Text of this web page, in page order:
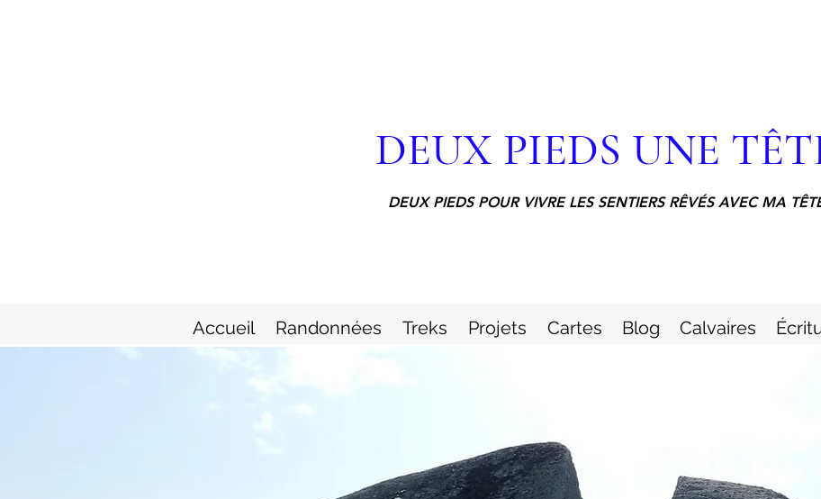
DEUX PIEDS UNE
DEUX PIEDS POUR VIVRE LES SENTIERS RÊVÉS AVEC MA
Accueil Randonnées Treks Projets Cartes Blog Calvaires